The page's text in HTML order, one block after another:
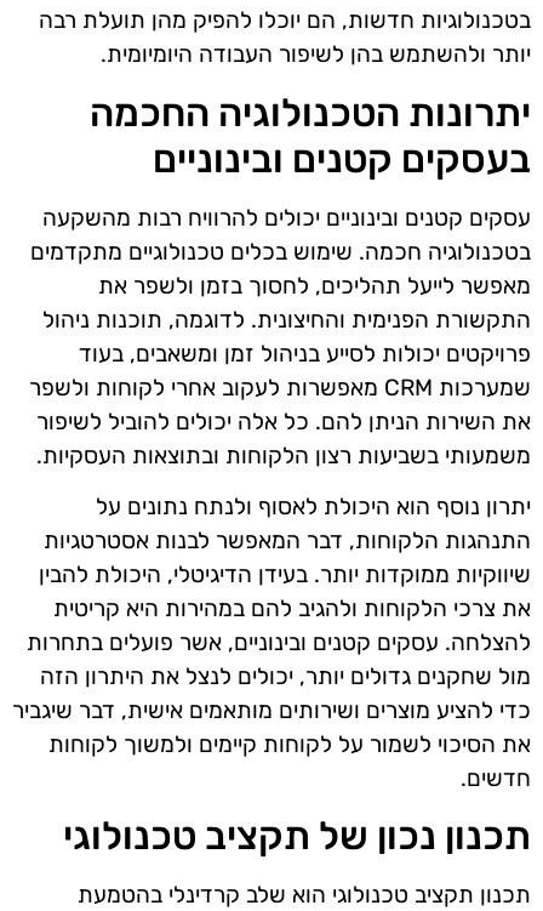
בטכנולוגיות חדשות, הם יוכלו להפיק מהן תועלת רבה
יותר ולהשתמש בהן לשיפור העבודה היומיומית.
יתרונות הטכנולוגיה החכמה
בעסקים קטנים ובינוניים
עסקים קטנים ובינוניים יכולים להרוויח רבות מהשקעה
בטכנולוגיה חכמה. שימוש בכלים טכנולוגיים מתקדמים
מאפשר לייעל תהליכים, לחסוך בזמן ולשפר את
התקשורת הפנימית והחיצונית. לדוגמה, תוכנות ניהול
פרויקטים יכולות לסייע בניהול זמן ומשאבים, בעוד
שמערכות CRM מאפשרות לעקוב אחרי לקוחות ולשפר
את השירות הניתן להם. כל אלה יכולים להוביל לשיפור
משמעותי בשביעות רצון הלקוחות ובתוצאות העסקיות.
יתרון נוסף הוא היכולת לאסוף ולנתח נתונים על
התנהגות הלקוחות, דבר המאפשר לבנות אסטרטגיות
שיווקיות ממוקדות יותר. בעידן הדיגיטלי, היכולת להבין
את צרכי הלקוחות ולהגיב להם במהירות היא קריטית
להצלחה. עסקים קטנים ובינוניים, אשר פועלים בתחרות
מול שחקנים גדולים יותר, יכולים לנצל את היתרון הזה
כדי להציע מוצרים ושירותים מותאמים אישית, דבר שיגביר
את הסיכוי לשמור על לקוחות קיימים ולמשוך לקוחות
חדשים.
תכנון נכון של תקציב טכנולוגי
תכנון תקציב טכנולוגי הוא שלב קרדינלי בהטמעת